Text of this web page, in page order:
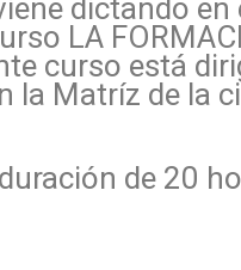
dictando
LA
curso está
la Matríz de la
de 20